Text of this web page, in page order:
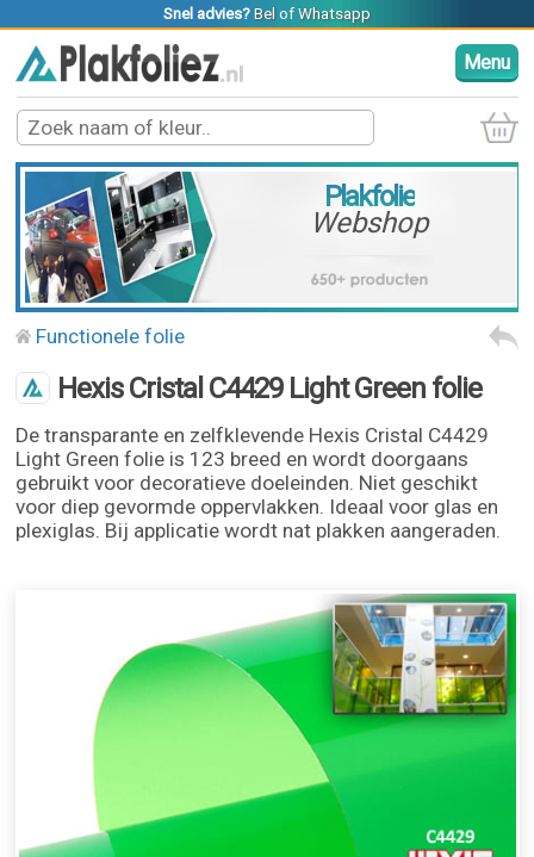
Snel advies? Belof Whatsapp
Menu
Plakfolie
Webshop
Functionele folie
Hexis Cristal C4429 Light Green folie
De transparante en zelfklevende Hexis Cristal C4429
Light Green folie is 123 breed en wordt doorgaans
gebruikt voor decoratieve doeleinden. Niet geschikt
voor diep gevormde oppervlakken. Ideaal voor glas en
plexiglas. Bij applicatie wordt nat plakken aangeraden.